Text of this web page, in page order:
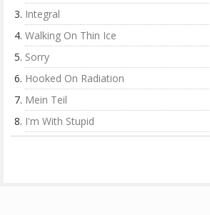
Integral
Walking On Thin Ice
Sorry
Hooked On Radiation
Mein Teil
I'm With Stupid